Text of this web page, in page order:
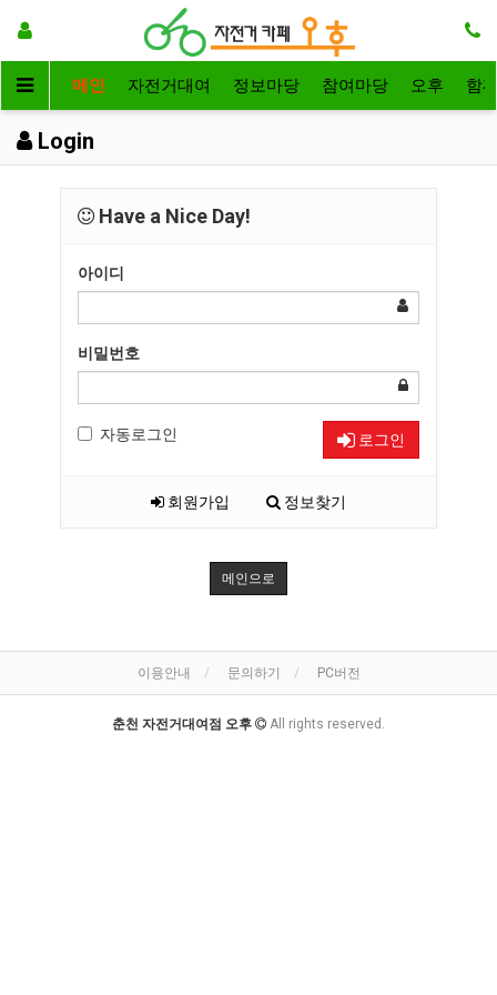
메인 자전거대여 정보마당 참여마당 오후 함
Login
Have a Nice Day!
아이디
비밀번호
자동로그인 로그인
회원가입 정보찾기
메인으로
이용안내 문의하기 PC버전
춘천 자전거대여점 오후 All rights reserved.